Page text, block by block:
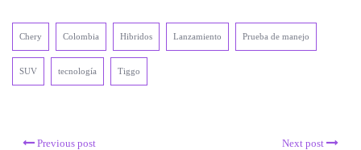
Chery Colombia Hibridos Lanzamiento Prueba de manejo
SUV tecnología Tiggo
Previous post Next post